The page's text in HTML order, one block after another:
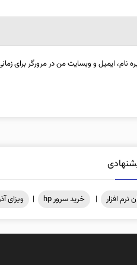
نام، ایمیل و وبسایت من در مرورگر برای
نرم افزار | خرید سرور hp | ویزای